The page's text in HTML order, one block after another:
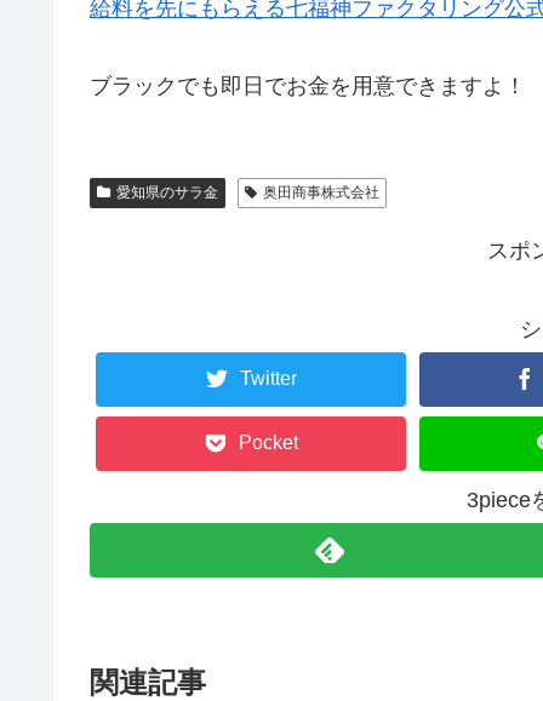
給料を先にもらえる七福神ファクタリング公
ブラックでも即日でお金を用意できますよ！
愛知県のサラ金 奥田商事株式会社
スポ
Twitter
Pocket
3piece
関連記事